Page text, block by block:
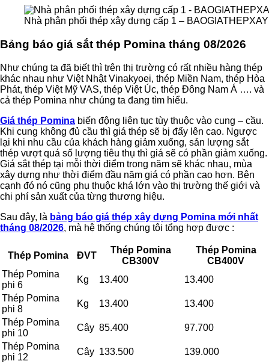
Nhà phân phối thép xây dựng cấp 1 –
Bảng báo giá sắt thép Pomina tháng 08/2026
Như chúng ta đã biết thì trên thị trường có rất nhiều hàng thép
khác nhau như Việt Nhật Vinakyoei, thép Miền Nam, thép Hòa
Phát, thép Việt Mỹ VAS, thép Việt Úc, thép Đông Nam Á …. và
cả thép Pomina như chúng ta đang tìm hiểu.
Giá thép Pomina biến động liên tục tùy thuộc vào cung – cầu.
Khi cung không đủ cầu thì giá thép sẽ bị đẩy lên cao. Ngược
lại khi nhu cầu của khách hàng giảm xuống, sản lượng sắt
thép vượt quá số lượng tiêu thụ thì giá sẽ có phần giảm xuống.
Giá sắt thép tại mỗi thời điểm trong năm sẽ khác nhau, mùa
xây dựng như thời điểm đầu năm giá có phần cao hơn. Bên
cạnh đó nó cũng phụ thuộc khá lớn vào thị trường thế giới và
chi phí sản xuất của từng thương hiệu.
Sau đây, là bảng báo giá thép xây dựng Pomina mới nhất
tháng 08/2026, mà hệ thống chúng tôi tổng hợp được :
Thép Pomina ĐVT
Thép Pomina
CB300V
Thép Pomina
CB400V
Thép Pomina
phi 6
Kg 13.400
13.400
Thép Pomina
phi 8
Kg 13.400
13.400
Thép Pomina
phi 10
Cây 85.400
97.700
Thép Pomina
phi 12
Cây 133.500
139.000